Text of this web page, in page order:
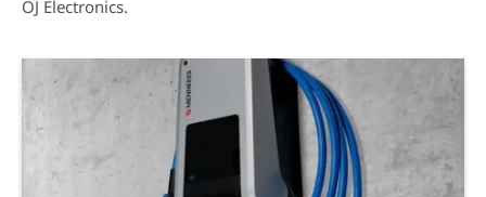
OJ Electronics.